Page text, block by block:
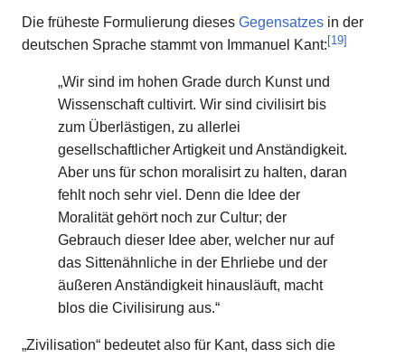
Die früheste Formulierung dieses Gegensatzes in der
deutschen Sprache stammt von Immanuel Kant:[19]
„Wir sind im hohen Grade durch Kunst und
Wissenschaft cultivirt. Wir sind civilisirt bis
zum Überlästigen, zu allerlei
gesellschaftlicher Artigkeit und Anständigkeit.
Aber uns für schon moralisirt zu halten, daran
fehlt noch sehr viel. Denn die Idee der
Moralität gehört noch zur Cultur; der
Gebrauch dieser Idee aber, welcher nur auf
das Sittenähnliche in der Ehrliebe und der
äußeren Anständigkeit hinausläuft, macht
blos die Civilisirung aus.“
„Zivilisation“ bedeutet also für Kant, dass sich die